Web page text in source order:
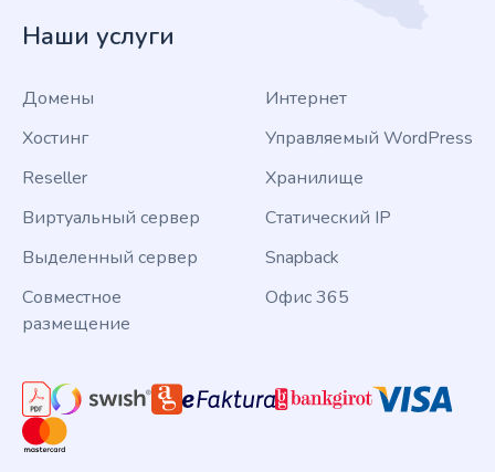
Наши услуги
Домены
Хостинг
Reseller
Виртуальный сервер
Выделенный сервер
Совместное
размещение
Интернет
Управляемый WordPress
Хранилище
Статический IP
Snapback
Офис 365